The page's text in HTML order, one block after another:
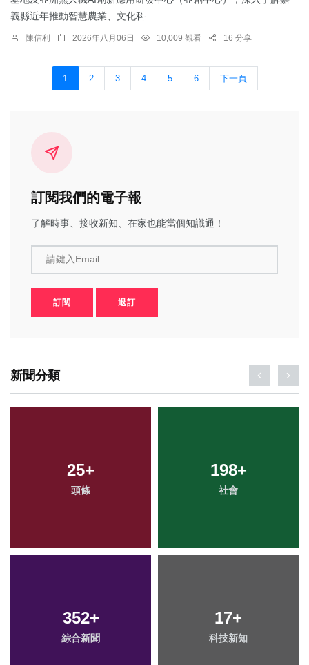
義縣近年推動智慧農業、文化科...
陳信利 2026年八月06日 10,009 觀看 16 分享
1 2 3 4 5 6 下一頁
訂閱我們的電子報
了解時事、接收新知、在家也能當個知識通！
請鍵入Email
訂閱 退訂
新聞分類
25+
頭條
198+
社會
352+
綜合新聞
17+
科技新知